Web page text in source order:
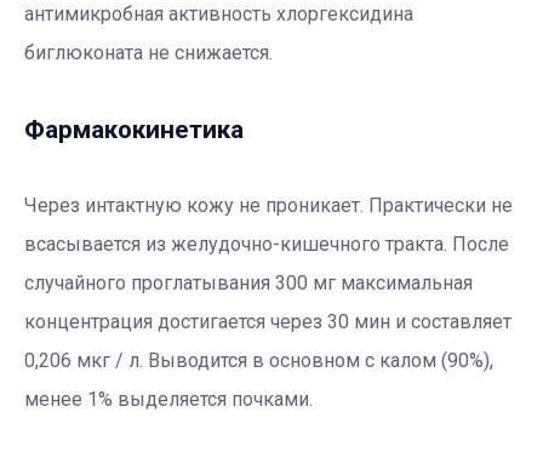
антимикробная активность хлоргексидина
биглюконата не снижается.
Фармакокинетика
Через интактную кожу не проникает. Практически не
всасывается из желудочно-кишечного тракта. После
случайного проглатывания 300 мг максимальная
концентрация достигается через 30 мин и составляет
0,206 мкг / л. Выводится в основном с калом (90%),
менее 1% выделяется почками.